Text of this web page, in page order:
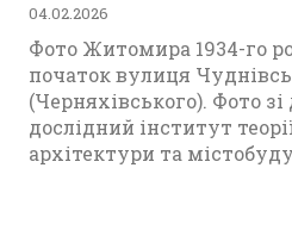
04.02.2026
Фото Житомира 1934-го
початок вулиця
(Черняхівського). Фото
дослідний інститут
архітектури та